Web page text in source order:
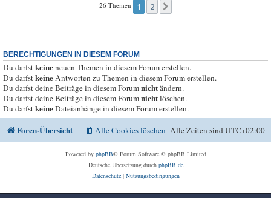
26 Themen 1 2
BERECHTIGUNGEN IN DIESEM FORUM
Du darfstkeineneuen Themen in diesem Forum erstellen.
Du darfstkeineAntworten zu Themen in diesem Forum erstellen.
Du darfst deine Beiträge in diesem Forumnichtändern.
Du darfst deine Beiträge in diesem Forumnichtlöschen.
Du darfstkeineDateianhänge in diesem Forum erstellen.
Foren-Übersicht Alle Zeiten sindUTC+02:00
Alle Cookies löschen
Powered by phpBB® Forum Software © phpBB Limited
Deutsche Übersetzung durch phpBB.de
Datenschutz| Nutzungsbedingungen